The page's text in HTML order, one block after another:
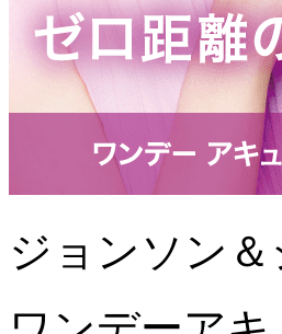
ジョンソン